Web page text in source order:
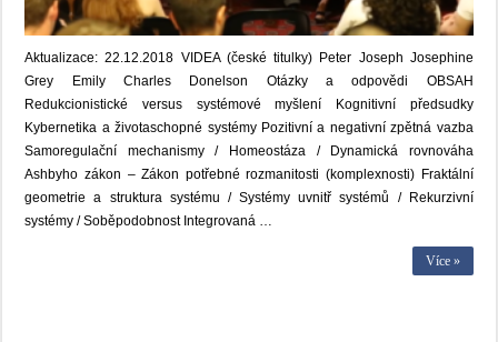
Aktualizace: 22.12.2018 VIDEA (české titulky) Peter Joseph Josephine
Grey Emily Charles Donelson Otázky a odpovědi OBSAH
Redukcionistické versus systémové myšlení Kognitivní předsudky
Kybernetika a životaschopné systémy Pozitivní a negativní zpětná vazba
Samoregulační mechanismy / Homeostáza / Dynamická rovnováha
Ashbyho zákon – Zákon potřebné rozmanitosti (komplexnosti) Fraktální
geometrie a struktura systému / Systémy uvnitř systémů / Rekurzivní
systémy / Soběpodobnost Integrovaná …
Více »